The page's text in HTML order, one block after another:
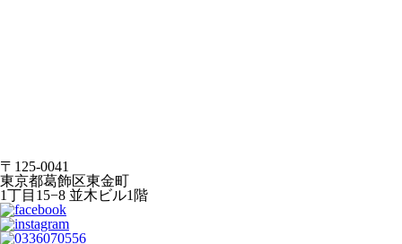
〒125-0041
東京都葛飾区東金町
1丁目15−8 並木ビル1階